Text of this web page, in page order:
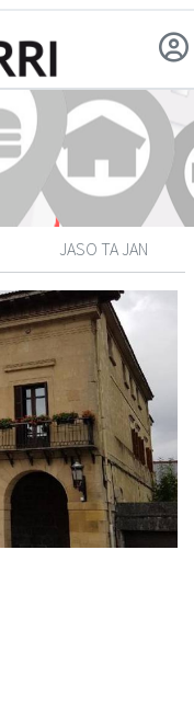
JASO TA JAN